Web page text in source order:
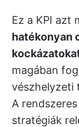
Ez a KPI azt
hatékonyan
magában
vészhelyzeti
A
stratégiák